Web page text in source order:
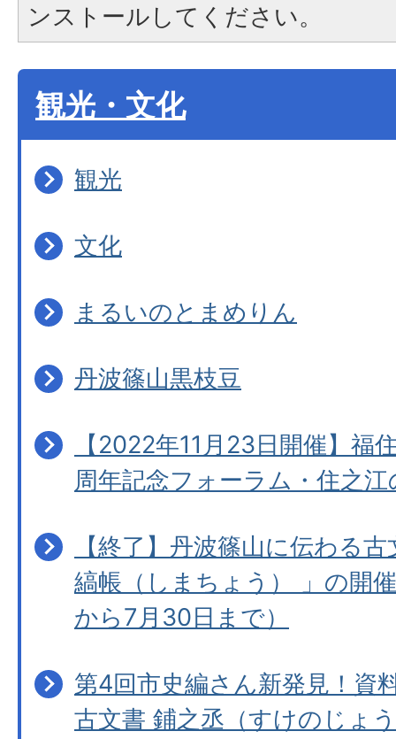
ンストールしてください。
観光・文化
観光
文化
まるいのとまめりん
丹波篠山黒枝豆
【2022年11月23日開催】福
周年記念フォーラム・住之
【終了】丹波篠山に伝わる
縞帳（しまちょう） 」の開
から7月30日まで）
第4回市史編さん新発見！資
古文書 鋪之丞（すけのじょ